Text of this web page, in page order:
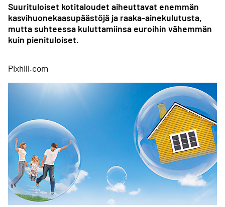
Suurituloiset kotitaloudet aiheuttavat enemmän
kasvihuone­kaasupäästöjä ja raaka-ainekulutusta,
mutta suhteessa kuluttamiinsa euroihin vähemmän
kuin pienituloiset.
Pixhill.com